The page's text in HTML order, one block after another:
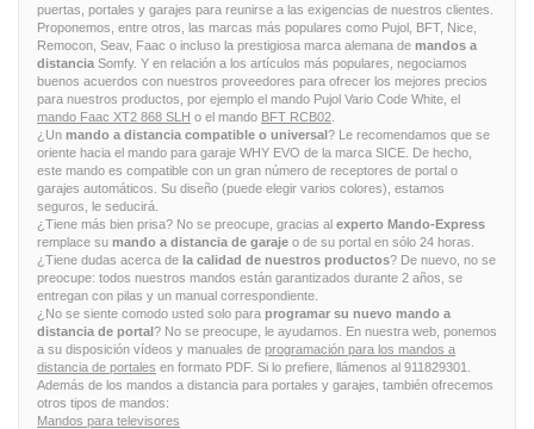
puertas, portales y garajes para reunirse a las exigencias de nuestros clientes.
Proponemos, entre otros, las marcas más populares como Pujol, BFT, Nice,
Remocon, Seav, Faac o incluso la prestigiosa marca alemana de mandos a
distancia Somfy. Y en relación a los artículos más populares, negociamos
buenos acuerdos con nuestros proveedores para ofrecer los mejores precios
para nuestros productos, por ejemplo el mando Pujol Vario Code White, el
mando Faac XT2 868 SLH o el mando BFT RCB02
¿Un mando a distancia compatible o universal? Le recomendamos que se
oriente hacia el mando para garaje WHY EVO de la marca SICE. De hecho,
este mando es compatible con un gran número de receptores de portal o
garajes automáticos. Su diseño (puede elegir varios colores), estamos
seguros, le seducirá.
¿Tiene más bien prisa? No se preocupe, gracias al experto Mando-Express
remplace su mando a distancia de garaje o de su portal en sólo 24 horas.
¿Tiene dudas acerca de la calidad de nuestros productos? De nuevo, no se
preocupe: todos nuestros mandos están garantizados durante 2 años, se
entregan con pilas y un manual correspondiente.
¿No se siente comodo usted solo para programar su nuevo mando a
distancia de portal? No se preocupe, le ayudamos. En nuestra web, ponemos
a su disposición vídeos y manuales de programación para los mandos a
distancia de portales en formato PDF. Si lo prefiere, llámenos al 911829301.
Además de los mandos a distancia para portales y garajes, también ofrecemos
otros tipos de mandos:
Mandos para televisores